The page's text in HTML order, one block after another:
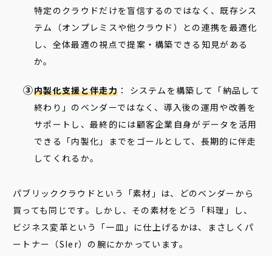
特定のクラウドだけを盲信するのではなく、既存シス
テム（オンプレミスや他クラウド）との連携を最適化
し、全体最適の視点で提案・構築できる知見がある
か。
内製化支援と伴走力： システムを構築して「納品して
終わり」のベンダーではなく、導入後の運用や改善を
サポートし、最終的には顧客企業自身がデータを活用
できる「内製化」までをゴールとして、長期的に伴走
してくれるか。
パブリッククラウドという「素材」は、どのベンダーから
買っても同じです。しかし、その素材をどう「料理」し、
ビジネス変革という「一皿」に仕上げるかは、まさしくパ
ートナー（SIer）の腕にかかっています。